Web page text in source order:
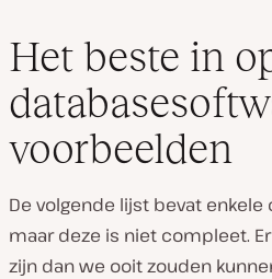
Het beste in
voorbeelden
De volgende lijst bevat
maar deze is niet compleet.
zijn dan we ooit zouden